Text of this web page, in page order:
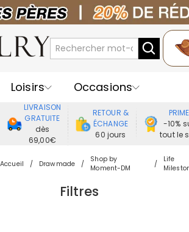
Loisirs
Occasions
Destinataires
Meilleure
Nouveaux
LIVRAISON
GRATUITE
dès
69,00€
RETOUR &
ÉCHANGE
60 jours
PRIME
-10%
tout le
Accueil Drawmade
Shop by
Moment-DM
Life
Filtres